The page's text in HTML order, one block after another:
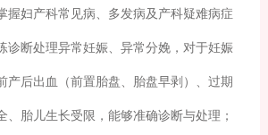
妇产科常见病、多发病及产科疑难病症
诊断处理异常妊娠、异常分娩，对于妊娠
产后出血（前置胎盘、胎盘早剥）、过期
、胎儿生长受限，能够准确诊断与处理；